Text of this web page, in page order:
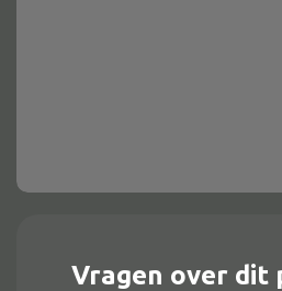
Alle kastenVragen over dit